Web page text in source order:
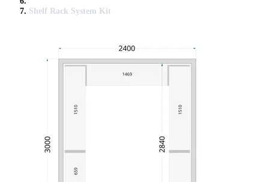
Shelf Rack System Kit